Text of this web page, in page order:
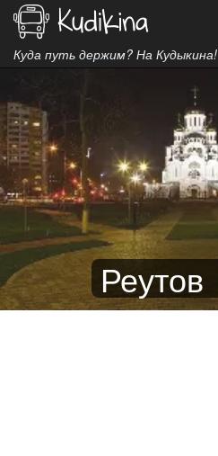
Куда путь держим? На Кудыкина!
Реутов